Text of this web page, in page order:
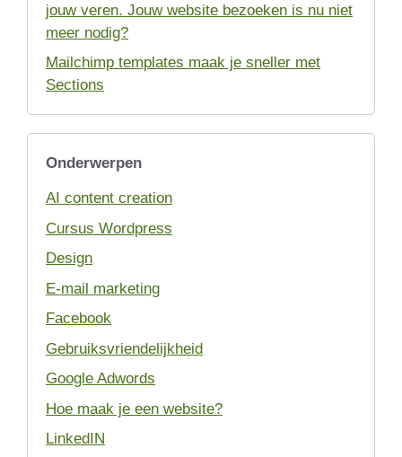
jouw veren. Jouw website bezoeken is nu niet
meer nodig?
Mailchimp templates maak je sneller met
Sections
Onderwerpen
AI content creation
Cursus Wordpress
Design
E-mail marketing
Facebook
Gebruiksvriendelijkheid
Google Adwords
Hoe maak je een website?
LinkedIN